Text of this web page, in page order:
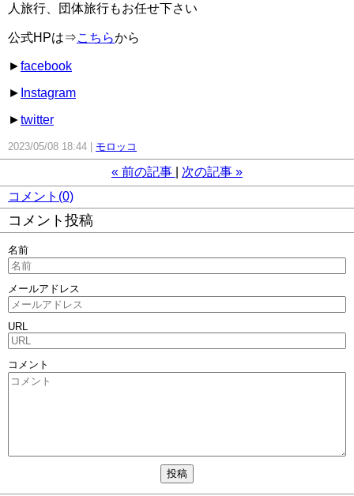
人旅行、団体旅行もお任せ下さい
公式HPは⇒こちらから
►facebook
► Instagram
►twitter
2023/05/08 18:44 モロッコ
« 前の記事 次の記事 »
コメント(0)
コメント投稿
名前
メールアドレス
URL
コメント